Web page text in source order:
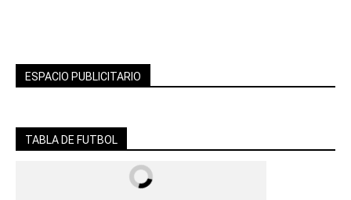
ESPACIO PUBLICITARIO
TABLA DE FUTBOL